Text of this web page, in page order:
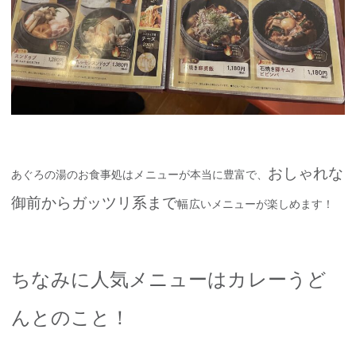
あぐろの湯のお食事処はメニューが本当に豊富で、
おしゃれな
御前からガッツリ系まで幅広いメニューが楽しめます！
ちなみに人気メニューはカレーうど
んとのこと！